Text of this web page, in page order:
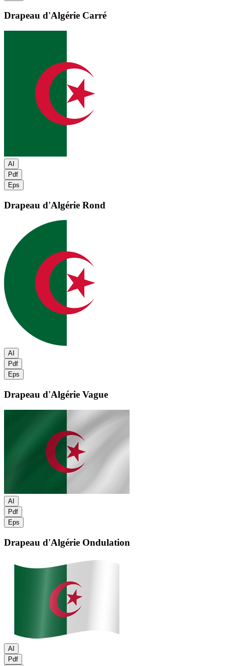
Drapeau d'Algérie Carré
AI
Pdf
Eps
Drapeau d'Algérie Rond
AI
Pdf
Eps
Drapeau d'Algérie Vague
AI
Pdf
Eps
Drapeau d'Algérie Ondulation
AI
Pdf